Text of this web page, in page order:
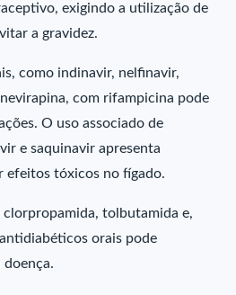
exigindo a utilização de
a gravidez.
como indinavir, nelfinavir,
com rifampicina pode
O uso associado de
e saquinavir apresenta
efeitos tóxicos no fígado.
tolbutamida e,
orais pode